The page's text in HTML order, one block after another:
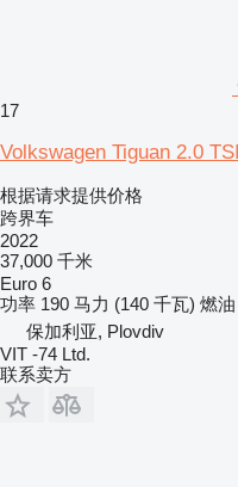
17
Volkswagen Tiguan 2.0 TSI
根据请求提供价格
跨界车
2022
37,000 千米
Euro 6
功率 190 马力 (140 千瓦) 燃油
保加利亚, Plovdiv
VIT -74 Ltd.
联系卖方